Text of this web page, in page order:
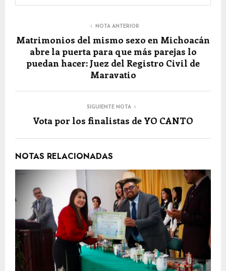
NOTA ANTERIOR
Matrimonios del mismo sexo en Michoacán
abre la puerta para que más parejas lo
puedan hacer: Juez del Registro Civil de
Maravatio
SIGUIENTE NOTA
Vota por los finalistas de YO CANTO
NOTAS RELACIONADAS